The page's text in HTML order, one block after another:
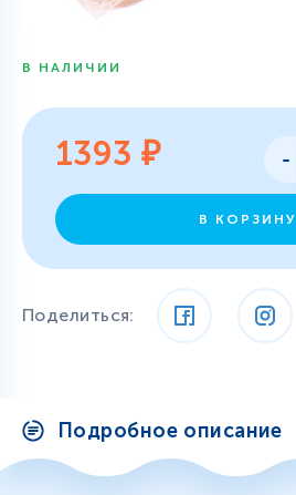
В НАЛИЧИИ
1393₽
В КОРЗИНУ
Поделиться:
Подробное описание